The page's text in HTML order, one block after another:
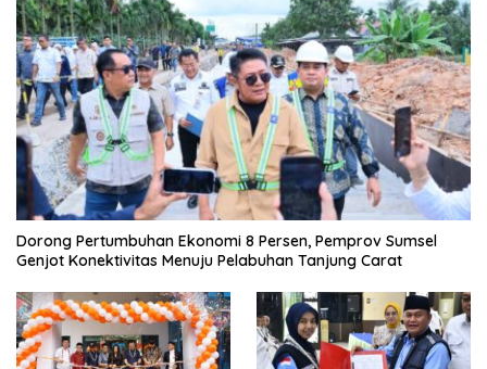
Dorong Pertumbuhan Ekonomi 8 Persen, Pemprov Sumsel
Genjot Konektivitas Menuju Pelabuhan Tanjung Carat